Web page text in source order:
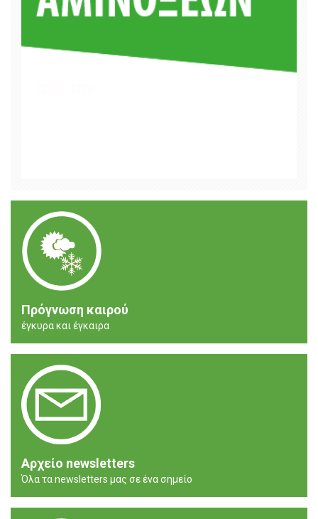
Πρόγνωση καιρού
έγκυρα και έγκαιρα
Αρχείο newsletters
Όλα τα newsletters μας σε ένα σημείο